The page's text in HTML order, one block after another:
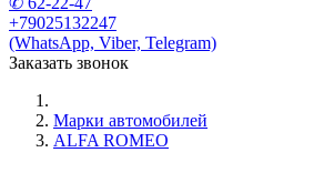
+79025132247
(WhatsApp, Viber, Telegram)
Заказать звонок
Марки автомобилей
ALFA ROMEO